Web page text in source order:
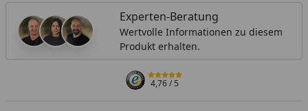
Experten-Beratung
Wertvolle Informationen zu diesem
Produkt erhalten.
4,76/ 5